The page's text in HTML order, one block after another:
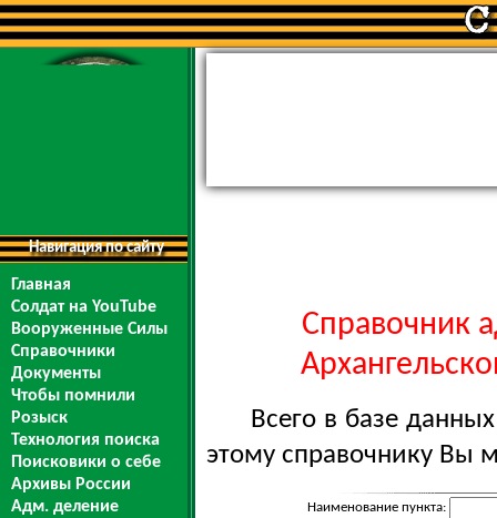
Навигация по сайту
Главная
Солдат на YouTube
Вооруженные Силы
Справочники
Документы
Чтобы помнили
Розыск
Технология поиска
Поисковики о себе
Архивы России
Адм. деление
Справочник
Всего в базе
этому справочнику Вы
Наименование пункта: